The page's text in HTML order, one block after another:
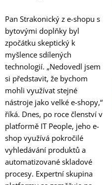
Pan Strakonický z e-shopu s
bytovými doplňky byl
zpočátku skeptický k
myšlence sdílených
technologií. „Nedovedl jsem
si představit, že bychom
mohli využívat stejné
nástroje jako velké e-shopy,“
říká. Dnes, po roce členství v
platformě IT People, jeho e-
shop využívá pokročilé
vyhledávání produktů a
automatizované skladové
procesy. Expertní skupina